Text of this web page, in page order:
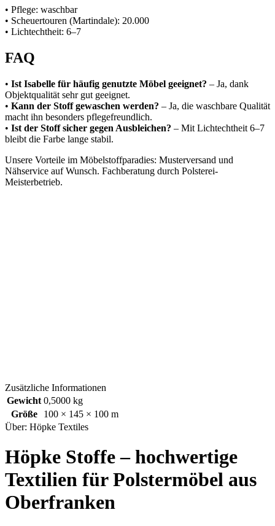
• Pflege: waschbar
• Scheuertouren (Martindale): 20.000
• Lichtechtheit: 6–7
FAQ
• Ist Isabelle für häufig genutzte Möbel geeignet? – Ja, dank
Objektqualität sehr gut geeignet.
• Kann der Stoff gewaschen werden? – Ja, die waschbare Qualität
macht ihn besonders pflegefreundlich.
• Ist der Stoff sicher gegen Ausbleichen? – Mit Lichtechtheit 6–7
bleibt die Farbe lange stabil.
Unsere Vorteile im Möbelstoffparadies: Musterversand und
Nähservice auf Wunsch. Fachberatung durch Polsterei-
Meisterbetrieb.
Zusätzliche Informationen
Gewicht 0,5000 kg
Größe
100 × 145 × 100 m
Über: Höpke Textiles
Höpke Stoffe – hochwertige
Textilien für Polstermöbel aus
Oberfranken